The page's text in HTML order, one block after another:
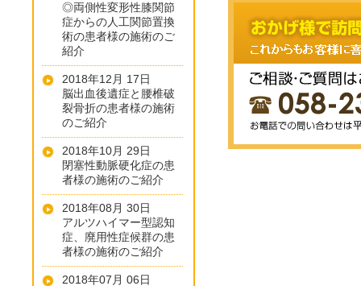
◎両側性変形性膝関節
症からの人工関節置換
術の患者様の施術のご
紹介
2018年12月 17日
脳出血後遺症と腰椎破
裂骨折の患者様の施術
のご紹介
2018年10月 29日
閉塞性動脈硬化症の患
者様の施術のご紹介
2018年08月 30日
アルツハイマー型認知
症、廃用性症候群の患
者様の施術のご紹介
2018年07月 06日